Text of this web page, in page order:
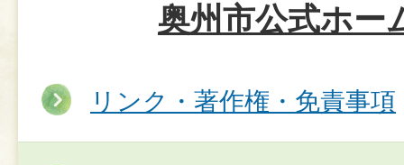
奥州市公式ホー
リンク・著作権・免責事項